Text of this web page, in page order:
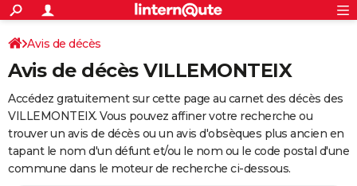
ACTUALITÉS
Politique
Société
Faits Divers
Education
Monde
Villes
+
SPORT
Coupe du monde 2026
Football
Tennis
Cyclisme
Rugby
Forum
Programme TV
TNTStreaming
Cinéma
Sorties cinéma
Musique
+
FINANCE
Retraite
Epargne
Immobilier
Risques naturels par ville
Assurance
AUTO
Essais
Réserver un essai
Citadines
Berlines
SUV
Forum auto
+
Avis de décès
Avis de décès VILLEMONTEIX
Accédez gratuitement sur cette page au carnet des décès des
VILLEMONTEIX. Vous pouvez affiner votre recherche ou
trouver un avis de décès ou un avis d'obsèques plus ancien en
tapant le nom d'un défunt et/ou le nom ou le code postal d'une
commune dans le moteur de recherche ci-dessous.